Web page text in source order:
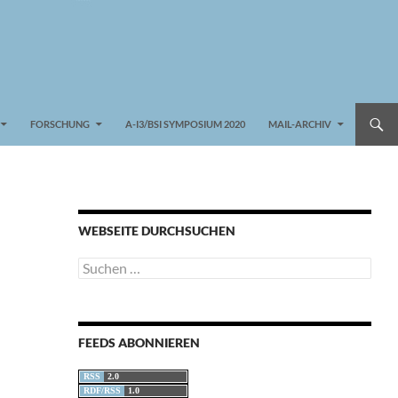
FORSCHUNG A-I3/BSI SYMPOSIUM 2020 MAIL-ARCHIV
WEBSEITE DURCHSUCHEN
Suchen
nach:
FEEDS ABONNIEREN
RSS
2.0
RDF/RSS
1.0